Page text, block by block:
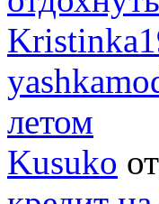
летом
Kusuko